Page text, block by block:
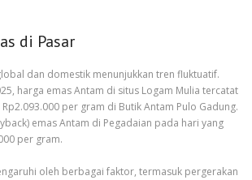
di Pasar
dan domestik menunjukkan tren fluktuatif.
harga emas Antam di situs Logam Mulia tercatat
per gram di Butik Antam Pulo Gadung.
emas Antam di Pegadaian pada hari yang
per gram.
oleh berbagai faktor, termasuk pergerakan